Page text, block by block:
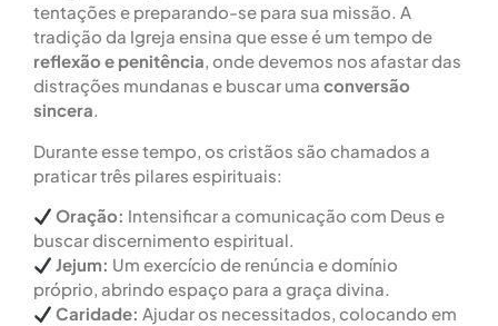
tentações e preparando-se para sua missão. A
tradição da Igreja ensina que esse é um tempo de
reflexão e penitência, onde devemos nos afastar das
distrações mundanas e buscar uma conversão
sincera.
Durante esse tempo, os cristãos são chamados a
praticar três pilares espirituais:
Oração: Intensificar a comunicação com Deus e
buscar discernimento espiritual.
Jejum: Um exercício de renúncia e domínio
próprio, abrindo espaço para a graça divina.
Caridade: Ajudar os necessitados, colocando em